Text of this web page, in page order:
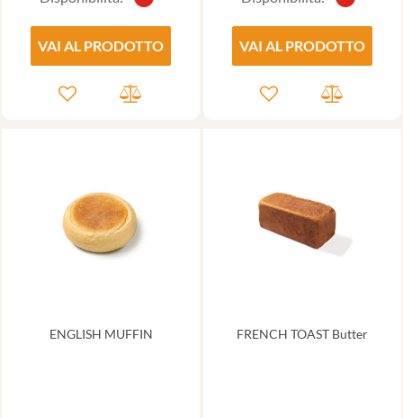
VAI AL PRODOTTO VAI AL PRODOTTO
ENGLISH MUFFIN FRENCH TOAST Butter